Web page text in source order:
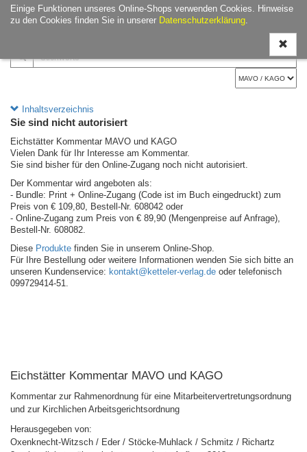
Einige Funktionen unseres Online-Shops verwenden Cookies. Hinweise
zu den Cookies finden Sie in unserer Datenschutzerklärung.
ein-/
Inhaltsverzeichnis
Sie sind nicht autorisiert
Eichstätter Kommentar MAVO und KAGO
Vielen Dank für Ihr Interesse am Kommentar.
Sie sind bisher für den Online-Zugang noch nicht autorisiert.
Der Kommentar wird angeboten als:
- Bundle: Print + Online-Zugang (Code ist im Buch eingedruckt) zum
Preis von € 109,80, Bestell-Nr. 608042 oder
- Online-Zugang zum Preis von € 89,90 (Mengenpreise auf Anfrage),
Bestell-Nr. 608082.
Diese Produkte finden Sie in unserem Online-Shop.
Für Ihre Bestellung oder weitere Informationen wenden Sie sich bitte an
unseren Kundenservice: kontakt@ketteler-verlag.de oder telefonisch
099729414-51.
Eichstätter Kommentar MAVO und KAGO
Kommentar zur Rahmenordnung für eine Mitarbeitervertretungsordnung
und zur Kirchlichen Arbeitsgerichtsordnung
Herausgegeben von:
Oxenknecht-Witzsch / Eder / Stöcke-Muhlack / Schmitz / Richartz